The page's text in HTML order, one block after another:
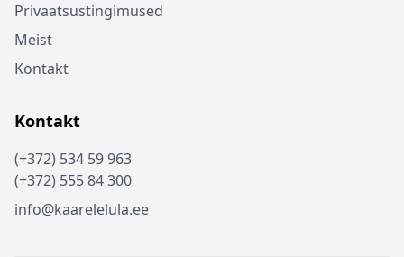
Privaatsustingimused
Meist
Kontakt
Kontakt
(+372) 534 59 963
(+372) 555 84 300
info@kaarelelula.ee